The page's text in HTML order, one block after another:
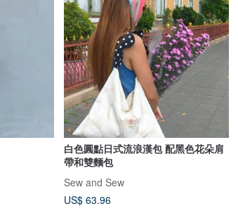
白色圓點日式流浪漢包 配黑色花朵肩
帶和雙麵包
Sew and Sew
US$ 63.96